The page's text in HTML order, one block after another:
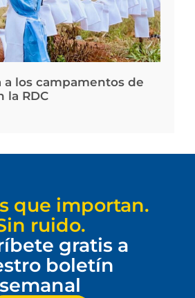
a los campamentos de
la RDC
que importan.
ruido.
gratis a
boletín
semanal